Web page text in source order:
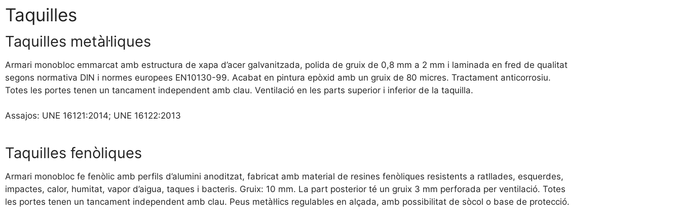
Taquilles
Taquilles metàl·liques
Armari monobloc emmarcat amb estructura de xapa d’acer galvanitzada, polida de gruix de 0,8 mm a 2 mm i laminada en fred de qualitat
segons normativa DIN i normes europees EN10130-99. Acabat en pintura epòxid amb un gruix de 80 micres. Tractament anticorrosiu.
Totes les portes tenen un tancament independent amb clau. Ventilació en les parts superior i inferior de la taquilla.
Assajos: UNE 16121:2014; UNE 16122:2013
Taquilles fenòliques
Armari monobloc fe fenòlic amb perfils d’alumini anoditzat, fabricat amb material de resines fenòliques resistents a ratllades, esquerdes,
impactes, calor, humitat, vapor d’aigua, taques i bacteris. Gruix: 10 mm. La part posterior té un gruix 3 mm perforada per ventilació. Totes
les portes tenen un tancament independent amb clau. Peus metàl·lics regulables en alçada, amb possibilitat de sòcol o base de protecció.